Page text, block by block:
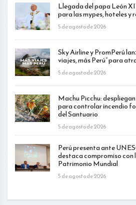
Llegada del papa León
para las mypes, hoteles y
5 de agosto de 2026
Sky Airline y PromPerú
viajes, más Perú” para
5 de agosto de 2026
Machu Picchu:
para controlar incendio
del Santuario
5 de agosto de 2026
Perú presenta ante
destaca compromiso con
Patrimonio Mundial
5 de agosto de 2026